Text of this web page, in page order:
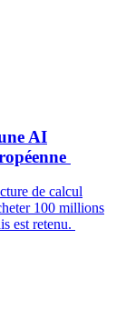
AI
de calcul
100 millions
est retenu.